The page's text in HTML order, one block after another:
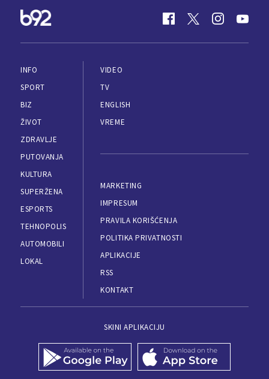
INFO
SPORT
BIZ
ŽIVOT
ZDRAVLJE
PUTOVANJA
KULTURA
SUPERŽENA
ESPORTS
TEHNOPOLIS
AUTOMOBILI
LOKAL
VIDEO
TV
ENGLISH
VREME
MARKETING
IMPRESUM
PRAVILA KORIŠĆENJA
POLITIKA PRIVATNOSTI
APLIKACIJE
RSS
KONTAKT
SKINI APLIKACIJU